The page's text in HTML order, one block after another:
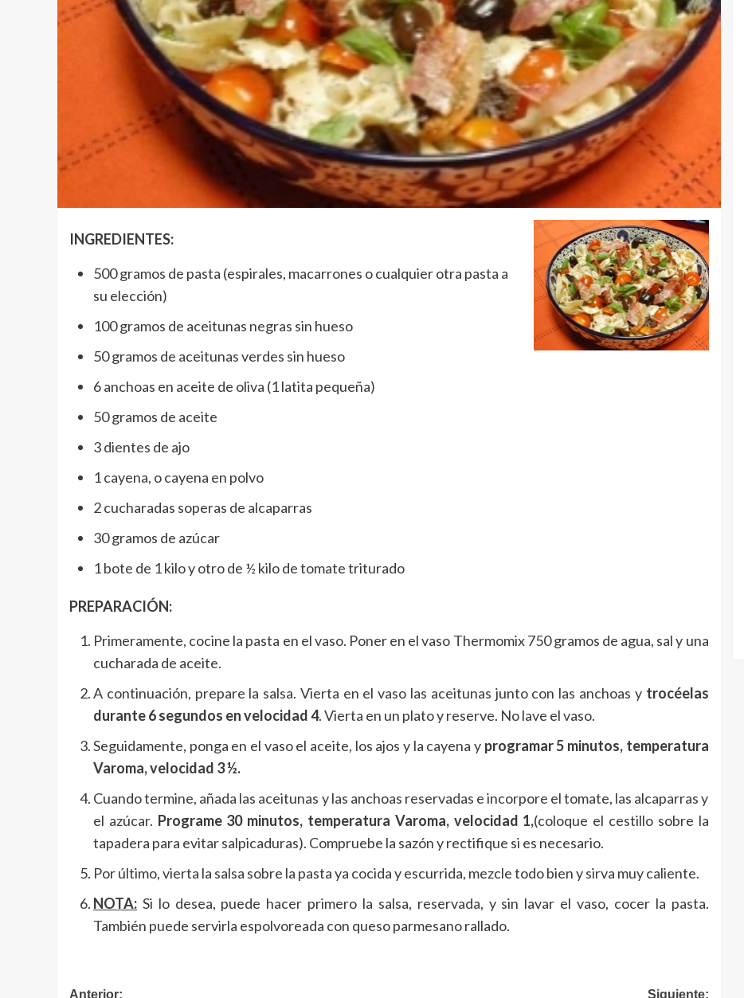
INGREDIENTES:
500 gramos de pasta (espirales, macarrones o cualquier otra pasta a
su elección)
100 gramos de aceitunas negras sin hueso
50 gramos de aceitunas verdes sin hueso
6 anchoas en aceite de oliva (1 latita pequeña)
50 gramos de aceite
3 dientes de ajo
1 cayena, o cayena en polvo
2 cucharadas soperas de alcaparras
30 gramos de azúcar
1 bote de 1 kilo y otro de ½ kilo de tomate triturado
PREPARACIÓN:
Primeramente, cocine la pasta en el vaso. Poner en el vaso Thermomix 750 gramos de agua, sal y una
cucharada de aceite.
A continuación, prepare la salsa. Vierta en el vaso las aceitunas junto con las anchoas y trocéelas
durante 6 segundos en velocidad 4. Vierta en un plato y reserve. No lave el vaso.
Seguidamente, ponga en el vaso el aceite, los ajos y la cayena y programar 5 minutos, temperatura
Varoma, velocidad 3 ½.
Cuando termine, añada las aceitunas y las anchoas reservadas e incorpore el tomate, las alcaparras y
el azúcar. Programe 30 minutos, temperatura Varoma, velocidad 1,(coloque el cestillo sobre la
tapadera para evitar salpicaduras). Compruebe la sazón y rectifique si es necesario.
Por último, vierta la salsa sobre la pasta ya cocida y escurrida, mezcle todo bien y sirva muy caliente.
NOTA: Si lo desea, puede hacer primero la salsa, reservada, y sin lavar el vaso, cocer la pasta.
También puede servirla espolvoreada con queso parmesano rallado.
Anterior: Siguiente: